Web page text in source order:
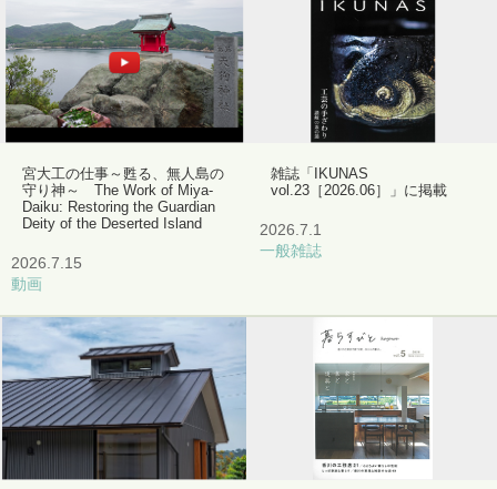
宮大工の仕事～甦る、無人島の
守り神～ The Work of Miya-
Daiku: Restoring the Guardian
Deity of the Deserted Island
2026.7.15
動画
雑誌「IKUNAS
vol.23［2026.06］」に掲載
2026.7.1
一般雑誌